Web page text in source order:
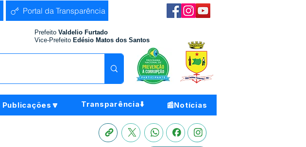
Portal da Transparência
Prefeito Valdelio Furtado
Vice-Prefeito Edésio Matos dos Santos
Publicações🔽 Transparência⬇️ 📰Notícias